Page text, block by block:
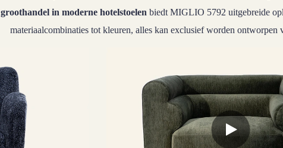
groothandel in moderne hotelstoelen biedt MIGLIO 5792 uitgebreide
materiaalcombinaties tot kleuren, alles kan exclusief worden ontworpen